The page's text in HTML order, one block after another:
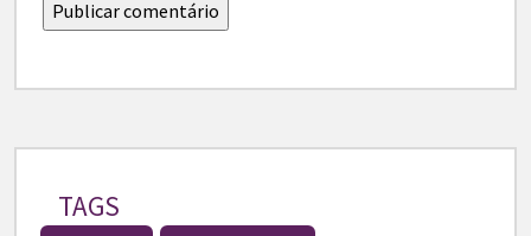
TAGS